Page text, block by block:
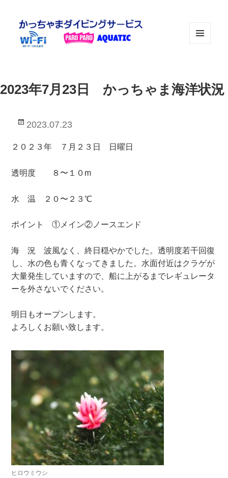
2023年7月23日 かっちゃま海洋状況
投
2023.07.23
２０２３年 ７月２３日 日曜日
透明度 ８〜１０m
水 温 ２０〜２３℃
ポイント ①メイン②ノースエンド
海 況 波風なく、終日穏やかでした。透明度若干回復
し、水の色も青くなってきました。水面付近はクラゲが
大量発生していますので、船に上がるまでレギュレータ
ーを外さないでください。
明日もオープンします。
よろしくお願い致します。
ヒロウミウシ